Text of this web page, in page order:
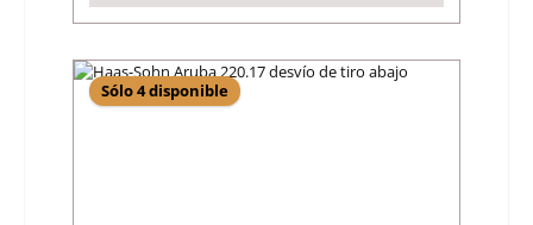
Sólo 4 disponible